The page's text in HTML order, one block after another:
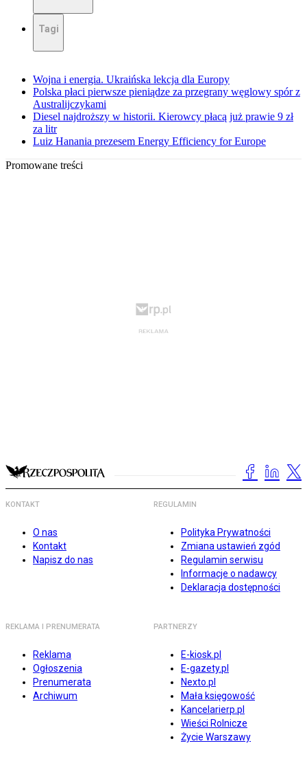
Tagi
Wojna i energia. Ukraińska lekcja dla Europy
Polska płaci pierwsze pieniądze za przegrany węglowy spór z
Australijczykami
Diesel najdroższy w historii. Kierowcy płacą już prawie 9 zł
za litr
Luiz Hanania prezesem Energy Efficiency for Europe
Promowane treści
KONTAKT
O nas
Kontakt
Napisz do nas
REGULAMIN
Polityka Prywatności
Zmiana ustawień zgód
Regulamin serwisu
Informacje o nadawcy
Deklaracja dostępności
REKLAMA I PRENUMERATA
Reklama
Ogłoszenia
Prenumerata
Archiwum
PARTNERZY
E-kiosk.pl
E-gazety.pl
Nexto.pl
Mała księgowość
Kancelarierp.pl
Wieści Rolnicze
Życie Warszawy